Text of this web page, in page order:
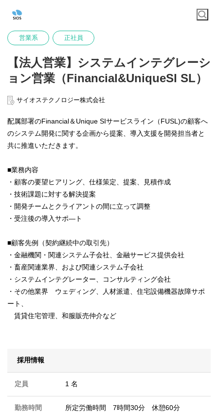
営業系 正社員
【法人営業】システムインテグレーシ
ョン営業（Financial&UniqueSI SL）
サイオステクノロジー株式会社
配属部署のFinancial＆Unique SIサービスライン（FUSL)の顧客へ
のシステム開発に関する企画から提案、導入支援を開発担当者と
共に推進いただきます。
■業務内容
・顧客の要望ヒアリング、仕様策定、提案、見積作成
・技術課題に対する解決提案
・開発チームとクライアントの間に立って調整
・受注後の導入サポ―ト
■顧客先例（契約継続中の取引先）
・金融機関・関連システム子会社、金融サービス提供会社
・畜産関連業界、および関連システム子会社
・システムインテグレーター、コンサルティング会社
・その他業界 ウェディング、人材派遣、住宅設備機器故障サポ
ート、
賃貸住宅管理、和服販売仲介など
採用情報
定員 1 名
勤務時間
所定労働時間 7時間30分 休憩60分